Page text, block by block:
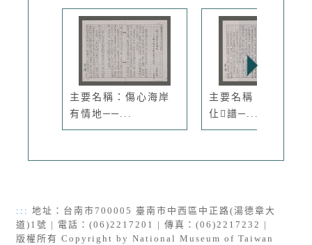
主要名稱：傷心海岸
有情地──...
主要名稱：歌仔一族
仩𪜧譜─...
::: 地址：台南市700005 臺南市中西區中正路(湯德章大
道)1號 | 電話：(06)2217201 | 傳真：(06)2217232 |
版權所有 Copyright by National Museum of Taiwan